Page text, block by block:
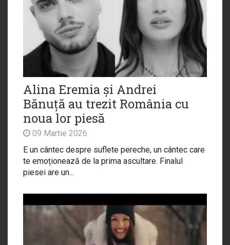
Alina Eremia și Andrei
Bănuță au trezit România cu
noua lor piesă
09 Martie 2026
E un cântec despre suflete pereche, un cântec care
te emoționează de la prima ascultare. Finalul
piesei are un...